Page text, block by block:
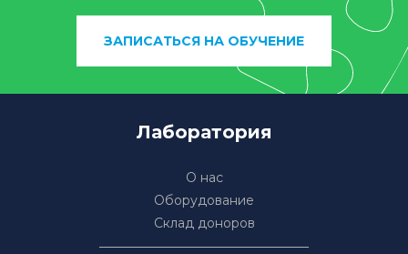
ЗАПИСАТЬСЯ НА ОБУЧЕНИЕ
Лаборатория
О нас
Оборудование
Склад доноров